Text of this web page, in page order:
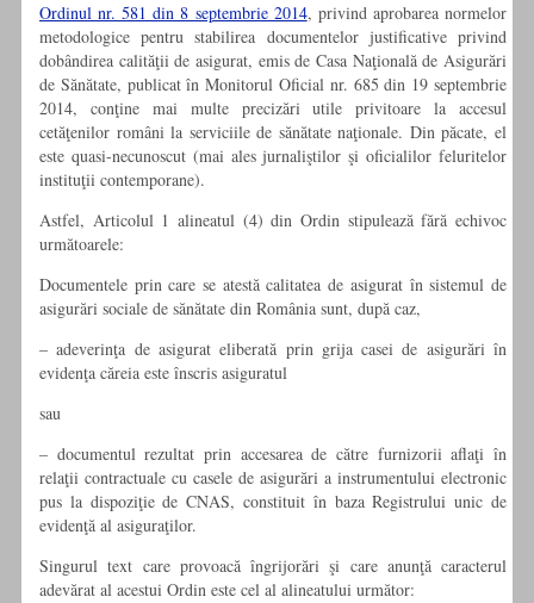
Ordinul nr. 581 din 8 septembrie 2014, privind aprobarea normelor
metodologice pentru stabilirea documentelor justificative privind
dobândirea calităţii de asigurat, emis de Casa Naţională de Asigurări
de Sănătate, publicat în Monitorul Oficial nr. 685 din 19 septembrie
2014, conţine mai multe precizări utile privitoare la accesul
cetăţenilor români la serviciile de sănătate naţionale. Din păcate, el
este quasi-necunoscut (mai ales jurnaliştilor şi oficialilor feluritelor
instituţii contemporane).
Astfel, Articolul 1 alineatul (4) din Ordin stipulează fără echivoc
următoarele:
Documentele prin care se atestă calitatea de asigurat în sistemul de
asigurări sociale de sănătate din România sunt, după caz,
– adeverinţa de asigurat eliberată prin grija casei de asigurări în
evidenţa căreia este înscris asiguratul
sau
– documentul rezultat prin accesarea de către furnizorii aflaţi în
relaţii contractuale cu casele de asigurări a instrumentului electronic
pus la dispoziţie de CNAS, constituit în baza Registrului unic de
evidenţă al asiguraţilor.
Singurul text care provoacă îngrijorări şi care anunţă caracterul
adevărat al acestui Ordin este cel al alineatului următor: